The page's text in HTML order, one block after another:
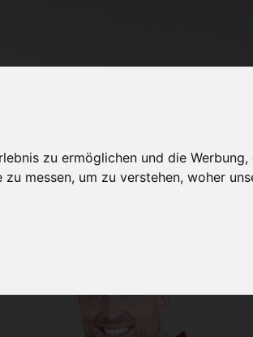
zu ermöglichen und die Werbung,
messen, um zu verstehen, woher